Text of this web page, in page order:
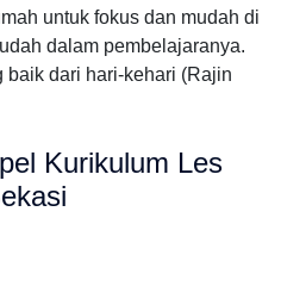
untuk fokus dan mudah di
dalam pembelajaranya.
baik dari hari-kehari (Rajin
Kurikulum Les